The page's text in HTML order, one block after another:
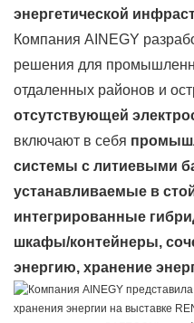
энергетической
Компания AINEGY
решения для
отдаленных районов и
отсутствующей
включают в себя
системы с литиевыми
устанавливаемые в
интегрированные
шкафы/контейнеры,
энергию, хранение